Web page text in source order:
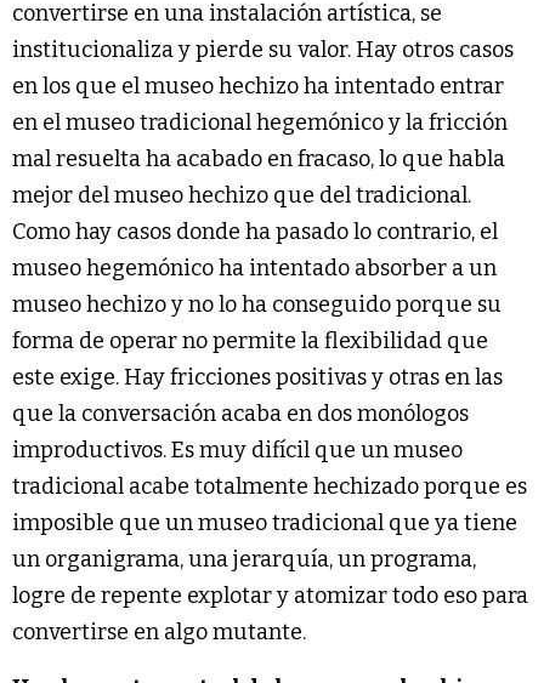
convertirse en una instalación artística, se
institucionaliza y pierde su valor. Hay otros casos
en los que el museo hechizo ha intentado entrar
en el museo tradicional hegemónico y la fricción
mal resuelta ha acabado en fracaso, lo que habla
mejor del museo hechizo que del tradicional.
Como hay casos donde ha pasado lo contrario, el
museo hegemónico ha intentado absorber a un
museo hechizo y no lo ha conseguido porque su
forma de operar no permite la flexibilidad que
este exige. Hay fricciones positivas y otras en las
que la conversación acaba en dos monólogos
improductivos. Es muy difícil que un museo
tradicional acabe totalmente hechizado porque es
imposible que un museo tradicional que ya tiene
un organigrama, una jerarquía, un programa,
logre de repente explotar y atomizar todo eso para
convertirse en algo mutante.